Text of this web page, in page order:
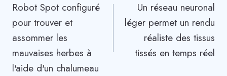
de
l’article
Robot Spot configuré
pour trouver et
assommer les
mauvaises herbes à
l'aide d'un chalumeau
Un réseau neuronal
léger permet un rendu
réaliste des tissus
tissés en temps réel